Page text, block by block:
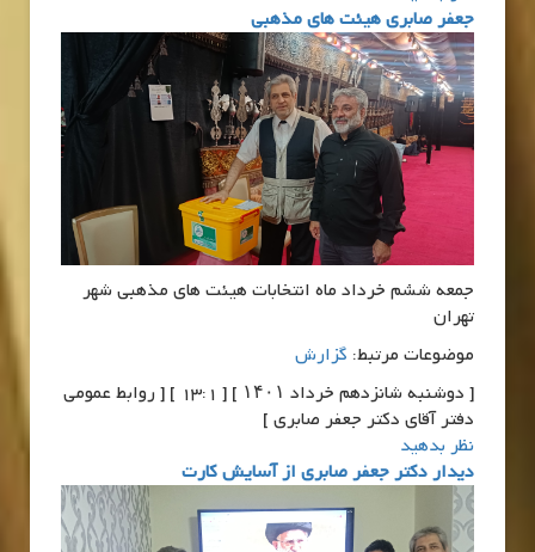
جعفر صابری هیئت های مذهبی
جمعه ششم خرداد ماه انتخابات هیئت های مذهبی شهر
تهران
موضوعات مرتبط: گزارش
[ دوشنبه شانزدهم خرداد ۱۴۰۱ ] [ 13:1 ] [ روابط عمومی
دفتر آقای دکتر جعفر صابری ]
نظر بدهید
دیدار دکتر جعفر صابری از آسایش کارت